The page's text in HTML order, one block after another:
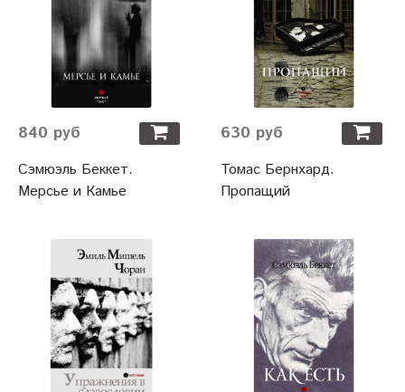
840 руб
Сэмюэль Беккет.
Мерсье и Камье
630 руб
Томас Бернхард.
Пропащий